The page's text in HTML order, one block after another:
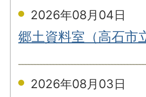
2026年08月04日
郷土資料室（高石市
2026年08月03日